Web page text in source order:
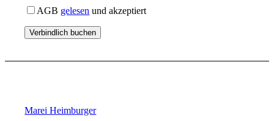
AGB gelesen und akzeptiert
Marei Heimburger